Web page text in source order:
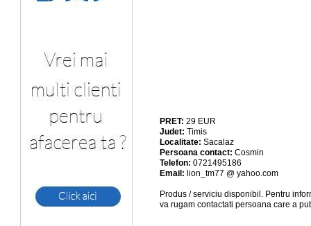
PRET: 29 EUR
Judet: Timis
Localitate: Sacalaz
Persoana contact: Cosmin
Telefon: 0721495186
Email: lion_tm77 @ yahoo.com
Produs / serviciu disponibil . Pentru
va rugam contactati persoana care a